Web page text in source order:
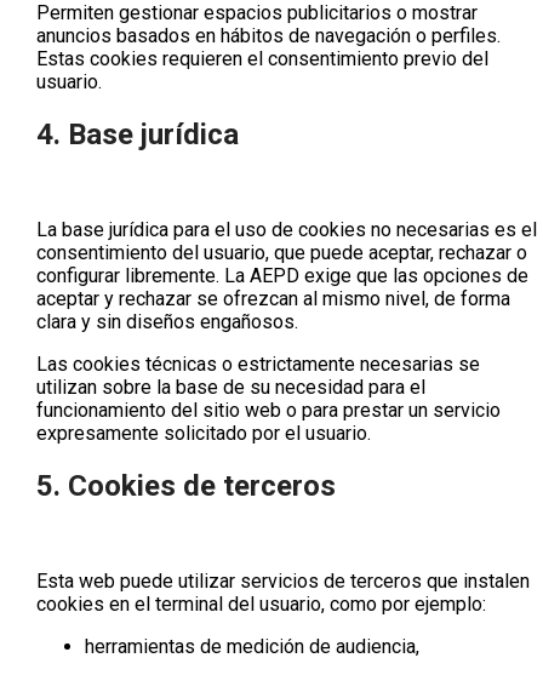
Permiten gestionar espacios publicitarios o mostrar
anuncios basados en hábitos de navegación o perfiles.
Estas cookies requieren el consentimiento previo del
usuario.
4. Base jurídica
La base jurídica para el uso de cookies no necesarias es el
consentimiento del usuario, que puede aceptar, rechazar o
configurar libremente. La AEPD exige que las opciones de
aceptar y rechazar se ofrezcan al mismo nivel, de forma
clara y sin diseños engañosos.
Las cookies técnicas o estrictamente necesarias se
utilizan sobre la base de su necesidad para el
funcionamiento del sitio web o para prestar un servicio
expresamente solicitado por el usuario.
5. Cookies de terceros
Esta web puede utilizar servicios de terceros que instalen
cookies en el terminal del usuario, como por ejemplo:
herramientas de medición de audiencia,